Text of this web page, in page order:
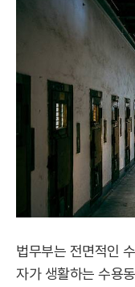
법무부는 전면적인
자가 생활하는 수용